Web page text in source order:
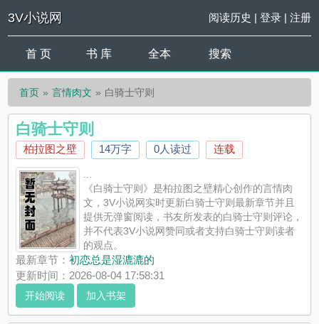
3V小说网 阅读历史 | 登录| 注册
首 页 书 库 全本 搜索
首页 言情肉文 白骑士守则
白骑士守则
柏拉图之壁 14万字 0人读过 连载
《白骑士守则》是柏拉图之壁精心创作的言情肉
文，3V小说网实时更新白骑士守则最新章节并且
提供无弹窗阅读，书友所发表的白骑士守则评论，
并不代表3V小说网赞同或者支持白骑士守则读者
的观点。
最新章节：初恋总是湿漉漉的
更新时间：2026-08-04 17:58:31
开始阅读 加入书架